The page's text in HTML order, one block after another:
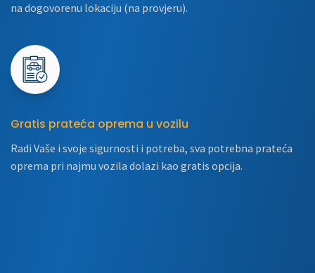
na dogovorenu lokaciju (na provjeru).
Gratis prateća oprema u vozilu
Radi Vaše i svoje sigurnosti i potreba, sva potrebna prateća
oprema pri najmu vozila dolazi kao gratis opcija.